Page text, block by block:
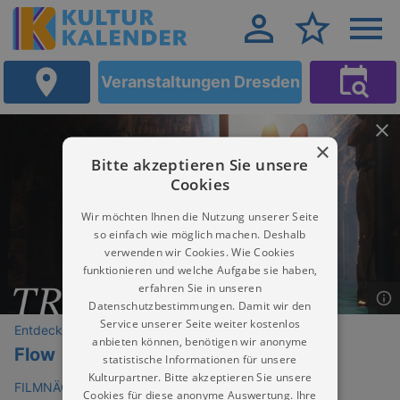
Veranstaltungen Dresden
Entdeckungen
Flow
FILMNÄCHTE AM ELBUFER Dresden
×
Bitte akzeptieren Sie unsere
Cookies
Wir möchten Ihnen die Nutzung unserer Seite
so einfach wie möglich machen. Deshalb
verwenden wir Cookies. Wie Cookies
funktionieren und welche Aufgabe sie haben,
erfahren Sie in unseren
Datenschutzbestimmungen. Damit wir den
Service unserer Seite weiter kostenlos
anbieten können, benötigen wir anonyme
statistische Informationen für unsere
Kulturpartner. Bitte akzeptieren Sie unsere
Cookies für diese anonyme Auswertung. Ihre